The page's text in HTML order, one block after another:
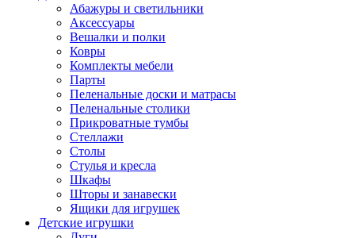
Абажуры и светильники
Аксессуары
Вешалки и полки
Ковры
Комплекты мебели
Парты
Пеленальные доски и матрасы
Пеленальные столики
Прикроватные тумбы
Стеллажи
Столы
Стулья и кресла
Шкафы
Шторы и занавески
Ящики для игрушек
Детские игрушки